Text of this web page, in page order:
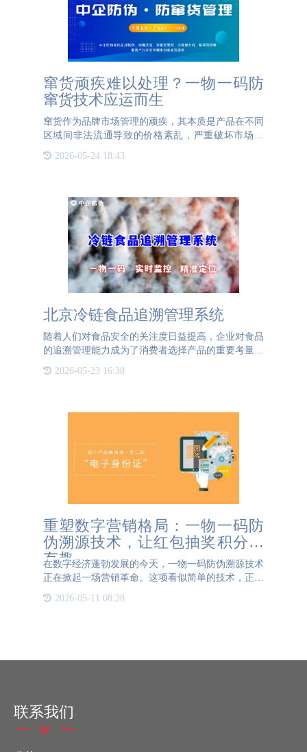
窜货顽疾难以处理？一物一码防
窜货技术应运而生
窜货作为品牌市场管理的顽疾，其本质是产品在不同
区域间非法流通导致的价格紊乱，严重破坏市场秩
发经销商对品牌信任的动摇，进而影响消费者对品牌
2026-05-24 18:43
北京冷链食品追溯管理系统
随着人们对食品安全的关注度日益提高，企业对食品
的追溯管理能力成为了消费者选择产品的重要考量因
素之一。特别是对于冷链食品来说，由于其对温度敏
感，容易在运输和储存过程中出现问题，因此一个高
2026-05-23 16:38
重塑数字营销格局：一物一码防
伪溯源技术，让红包抽奖积分更
有趣
在数字经济蓬勃发展的今天，一物一码防伪溯源技术
正在掀起一场营销革命。这项看似简单的技术，正在
牌与消费者的互动方式。 传统营销中，防伪与营销
2026-05-11 08:28
联系我们